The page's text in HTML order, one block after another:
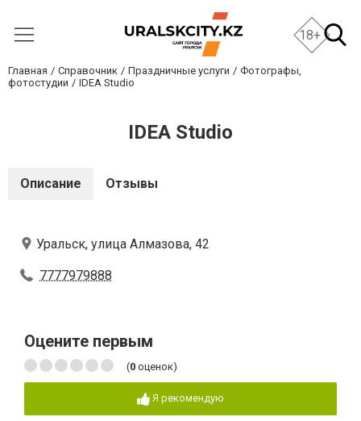
18+
Главная Справочник Праздничные услуги
Фотографы,
фотостудии
IDEA Studio
IDEA Studio
Описание Отзывы
Уральск, улица Алмазова, 42
7777979888
Оцените первым
(0 оценок)
Я рекомендую